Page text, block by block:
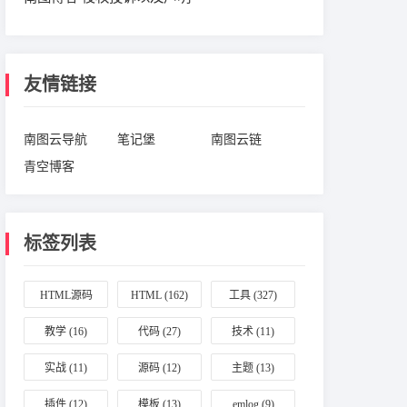
友情链接
南图云导航 笔记堡
南图云链
青空博客
标签列表
HTML源码
(164)
HTML (162) 工具 (327)
教学 (16) 代码 (27) 技术 (11)
实战 (11) 源码 (12) 主题 (13)